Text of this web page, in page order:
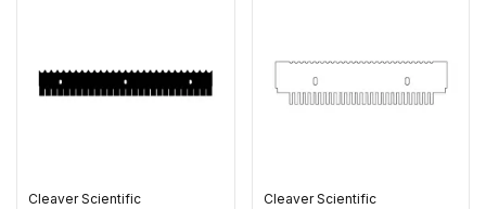
Cleaver Scientific Cleaver Scientific